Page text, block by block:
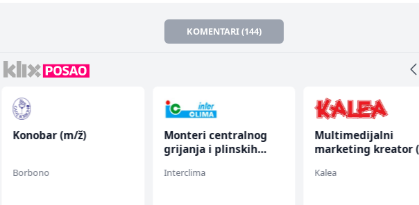
KOMENTARI (144)
Konobar (m/ž)
Borbono
Monteri centralnog
grijanja i plinskih
Interclima
Multimedijalni
marketing kreator
Kalea